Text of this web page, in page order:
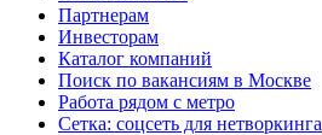
Партнерам
Инвесторам
Каталог компаний
Поиск по вакансиям в Москве
Работа рядом с метро
Сетка: соцсеть для нетворкинга